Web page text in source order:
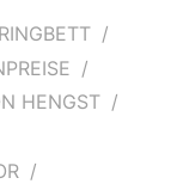
HENGST